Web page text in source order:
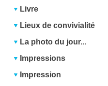
Livre
Lieux de convivialité
La photo du jour...
Impressions
Impression